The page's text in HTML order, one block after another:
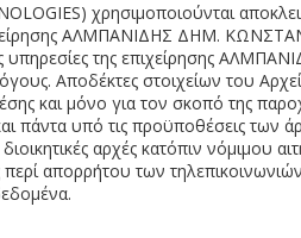
χρησιμοποιούνται
ΑΛΜΠΑΝΙΔΗΣ ΔΗΜ.
υπηρεσίες της επιχείρησης
Αποδέκτες στοιχείων του
και μόνο για τον σκοπό της
πάντα υπό τις προϋποθέσεις των
αρχές κατόπιν νόμιμου
απορρήτου των